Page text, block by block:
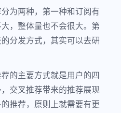
为两种，第一种和订阅有
，整体量也不会很大。第
分发方式，其实可以去研
的主要方式就是用户的四
交叉推荐带来的推荐展现
推荐，原则上就需要有更